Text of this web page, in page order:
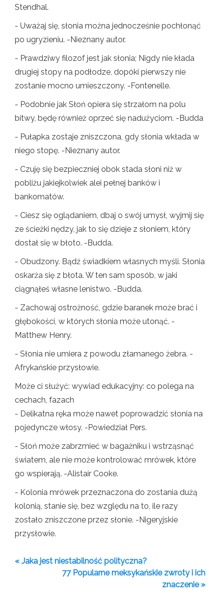
Stendhal.
- Uważaj się, słonia można jednocześnie pochłonąć
po ugryzieniu. -Nieznany autor.
- Prawdziwy filozof jest jak słonia; Nigdy nie kłada
drugiej stopy na podłodze, dopóki pierwszy nie
zostanie mocno umieszczony. -Fontenelle.
- Podobnie jak Słoń opiera się strzałom na polu
bitwy, będę również oprzeć się nadużyciom. -Budda
- Pułapka zostaje zniszczona, gdy słonia wkłada w
niego stopę. -Nieznany autor.
- Czuję się bezpieczniej obok stada słoni niż w
pobliżu jakiejkolwiek alei pełnej banków i
bankomatów.
- Ciesz się oglądaniem, dbaj o swój umysł, wyjmij się
ze ścieżki nędzy, jak to się dzieje z słoniem, który
dostał się w błoto. -Budda.
- Obudzony. Bądź świadkiem własnych myśli. Słonia
oskarża się z błota. W ten sam sposób, w jaki
ciągnąłeś własne lenistwo. -Budda.
- Zachowaj ostrożność, gdzie baranek może brać i
głębokości, w których słonia może utonąć. -
Matthew Henry.
- Słonia nie umiera z powodu złamanego żebra. -
Afrykańskie przysłowie.
Może ci służyć: wywiad edukacyjny: co polega na
cechach, fazach
- Delikatna ręka może nawet poprowadzić słonia na
pojedyncze włosy. -Powiedział Pers.
- Słoń może zabrzmieć w bagażniku i wstrząsnąć
światem, ale nie może kontrolować mrówek, które
go wspierają. -Alistair Cooke.
- Kolonia mrówek przeznaczona do zostania dużą
kolonią, stanie się, bez względu na to, ile razy
zostało zniszczone przez słonie. -Nigeryjskie
przysłowie.
« Jaka jest niestabilność polityczna?
77 Popularne meksykańskie zwroty i ich
znaczenie »